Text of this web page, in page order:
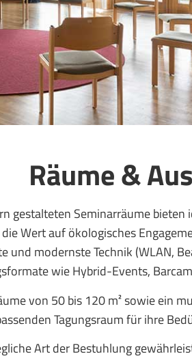
Räume &
gestalteten Seminarräume bieten
Wert auf ökologisches
und modernste Technik (WLAN,
wie Hybrid-Events,
von 50 bis 120 m² sowie ein
Tagungsraum für ihre
Art der Bestuhlung